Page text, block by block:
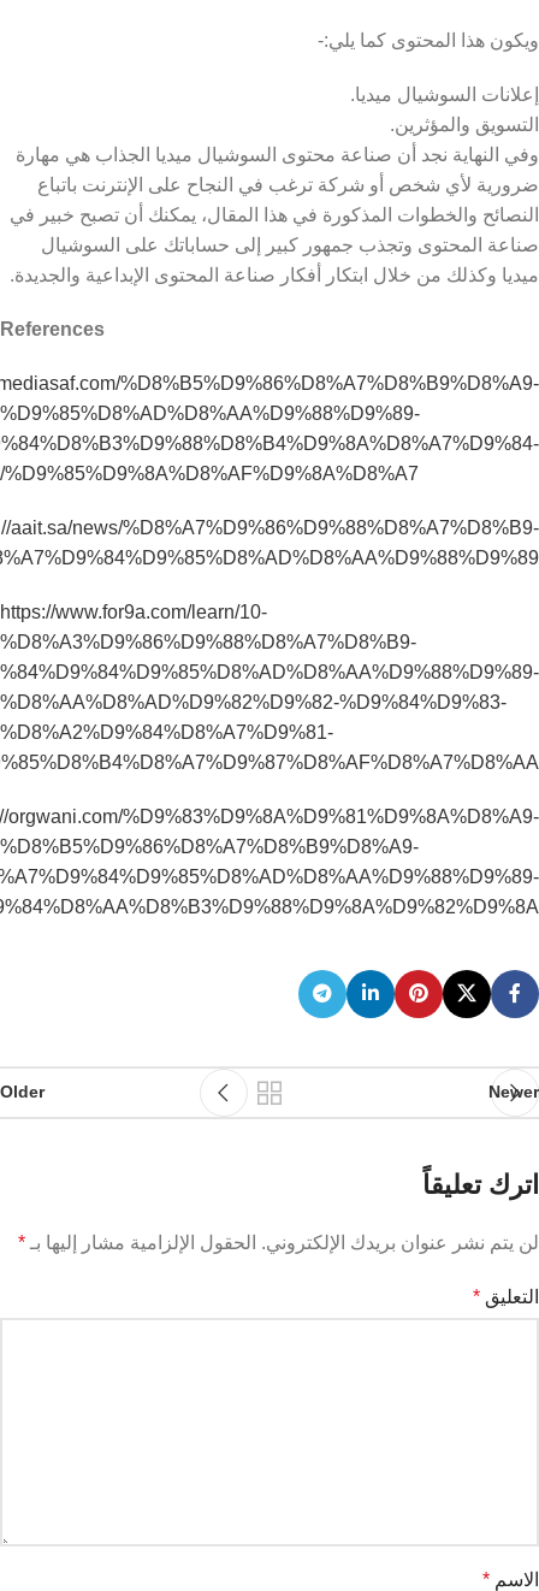
ويكون هذا المحتوى كما يلي:-
إعلانات السوشيال ميديا.
التسويق والمؤثرين.
وفي النهاية نجد أن صناعة محتوى السوشيال ميديا الجذاب هي مهارة
ضرورية لأي شخص أو شركة ترغب في النجاح على الإنترنت باتباع
النصائح والخطوات المذكورة في هذا المقال، يمكنك أن تصبح خبير في
صناعة المحتوى وتجذب جمهور كبير إلى حساباتك على السوشيال
ميديا وكذلك من خلال ابتكار أفكار صناعة المحتوى الإبداعية والجديدة.
References
%D8%B5%D9%86%D8%A7%D8%B9%D8%A9-
%D9%85%D8%AD%D8%AA%D9%88%D9%89-
%D9%85%D9%8A%D8%AF%D9%8A%D8%A7/
aait.sa/news/%D8%A7%D9%86%D9%88%D8%A7%D8%B9-
https://www.for9a.com/learn/10-
%D8%A3%D9%86%D9%88%D8%A7%D8%B9-
%D8%AA%D8%AD%D9%82%D9%82-%D9%84%D9%83-
%D8%A2%D9%84%D8%A7%D9%81-
orgwani.com/%D9%83%D9%8A%D9%81%D9%8A%D8%A9-
%D8%B5%D9%86%D8%A7%D8%B9%D8%A9-
Newer
Older
اترك تعليقاً
لن يتم نشر عنوان بريدك الإلكتروني. الحقول الإلزامية مشار إليها بـ *
التعليق *
الاسم *